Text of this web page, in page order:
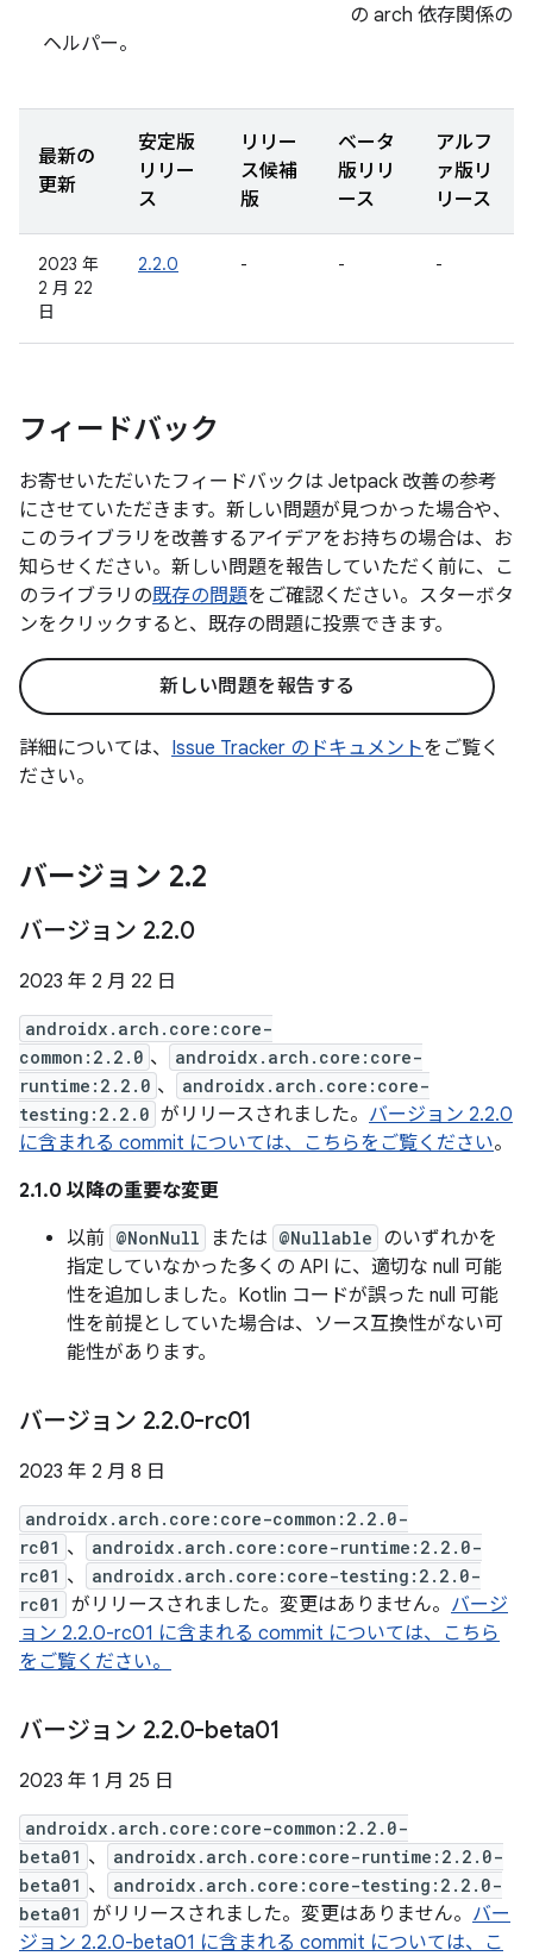
の arch 依存関係の
ヘルパー。
最新の
更新
安定版
リリー
ス
リリー
ス候補
版
ベータ
版リリ
ース
アルフ
ァ版リ
リース
2023 年
2 月 22
日
2.2.0 - - -
フィードバック
お寄せいただいたフィードバックは Jetpack 改善の参考
にさせていただきます。新しい問題が見つかった場合や、
このライブラリを改善するアイデアをお持ちの場合は、お
知らせください。新しい問題を報告していただく前に、こ
のライブラリの既存の問題をご確認ください。スターボタ
ンをクリックすると、既存の問題に投票できます。
新しい問題を報告する
詳細については、 Issue Tracker のドキュメントをご覧く
ださい。
バージョン 2.2
バージョン 2.2.0
2023 年 2 月 22 日
androidx.arch.core:core-
common:2.2.0 、
androidx.arch.core:core-
runtime:2.2.0 、
androidx.arch.core:core-
testing:2.2.0 がリリースされました。 バージョン 2.2.0
に含まれる commit については、こちらをご覧ください。
2.1.0 以降の重要な変更
以前 @NonNull または @Nullable のいずれかを
指定していなかった多くの API に、適切な null 可能
性を追加しました。Kotlin コードが誤った null 可能
性を前提としていた場合は、ソース互換性がない可
能性があります。
バージョン 2.2.0-rc01
2023 年 2 月 8 日
androidx.arch.core:core-common:2.2.0-
rc01 、
androidx.arch.core:core-runtime:2.2.0-
rc01 、
androidx.arch.core:core-testing:2.2.0-
rc01
がリリースされました。変更はありません。 バージ
ョン 2.2.0-rc01 に含まれる commit については、こちら
をご覧ください。
バージョン 2.2.0-beta01
2023 年 1 月 25 日
androidx.arch.core:core-common:2.2.0-
beta01 、
androidx.arch.core:core-runtime:2.2.0-
beta01 、
androidx.arch.core:core-testing:2.2.0-
beta01
がリリースされました。変更はありません。 バー
ジョン 2.2.0-beta01 に含まれる commit については、こ